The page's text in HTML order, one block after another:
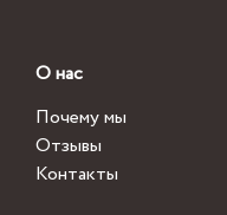
О нас
Почему мы
Отзывы
Контакты